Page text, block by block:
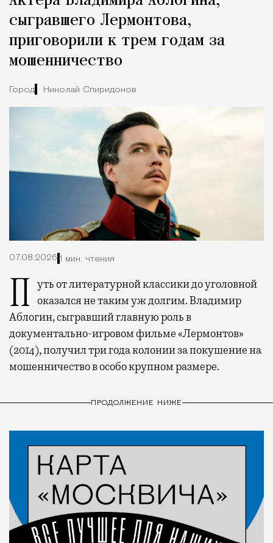
сыгравшего Лермонтова,
приговорили к трем годам за
мошенничество
Город Николай Спиридонов
07.08.2026 1 мин. чтения
Путь от литературной классики до уголовной оказался не таким уж долгим. Владимир
Аблогин, сыгравший главную роль в
документально-игровом фильме «Лермонтов»
(2014), получил три года колонии за покушение на
мошенничество в особо крупном размере.
ПРОДОЛЖЕНИЕ НИЖЕ